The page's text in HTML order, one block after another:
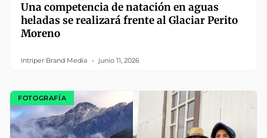
Una competencia de natación en aguas
heladas se realizará frente al Glaciar Perito
Moreno
Intriper Brand Media junio 11, 2026
FOTOGRAFÍA